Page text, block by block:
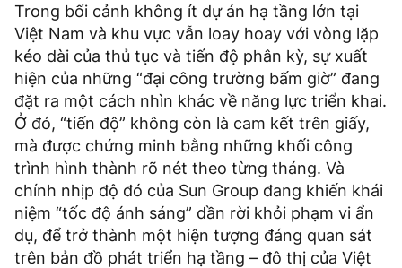
Trong bối cảnh không ít dự án hạ tầng lớn tại
Việt Nam và khu vực vẫn loay hoay với vòng lặp
kéo dài của thủ tục và tiến độ phân kỳ, sự xuất
hiện của những “đại công trường bấm giờ” đang
đặt ra một cách nhìn khác về năng lực triển khai.
Ở đó, “tiến độ” không còn là cam kết trên giấy,
mà được chứng minh bằng những khối công
trình hình thành rõ nét theo từng tháng. Và
chính nhịp độ đó của Sun Group đang khiến khái
niệm “tốc độ ánh sáng” dần rời khỏi phạm vi ẩn
dụ, để trở thành một hiện tượng đáng quan sát
trên bản đồ phát triển hạ tầng – đô thị của Việt